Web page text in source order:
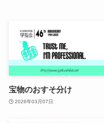
宝物のおすそ分け
2026年03月07日